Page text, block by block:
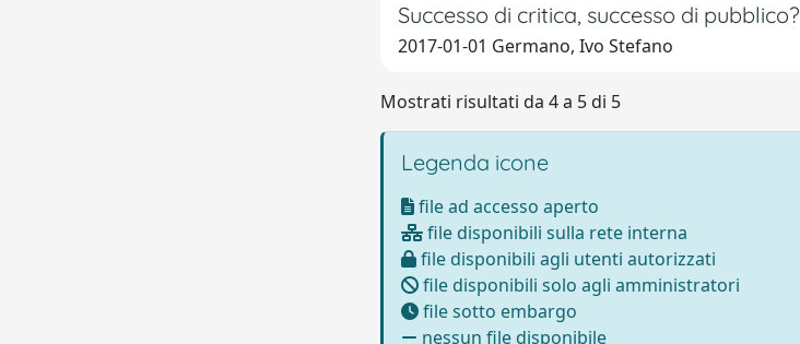
Successo di critica, successo di pubblico?
2017-01-01 Germano, Ivo Stefano
Mostrati risultati da 4 a 5 di 5
Legenda icone
file ad accesso aperto
file disponibili sulla rete interna
file disponibili agli utenti autorizzati
file disponibili solo agli amministratori
file sotto embargo
nessun file disponibile